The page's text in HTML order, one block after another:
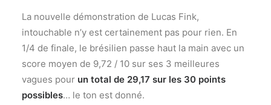
La nouvelle démonstration de Lucas Fink,
intouchable n’y est certainement pas pour rien. En
1/4 de finale, le brésilien passe haut la main avec un
score moyen de 9,72 / 10 sur ses 3 meilleures
vagues pour un total de 29,17 sur les 30 points
possibles… le ton est donné.